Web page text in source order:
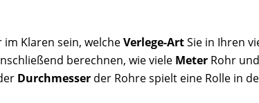
im Klaren sein, welcheVerlege-ArtSie in Ihren
berechnen, wie viele Meter Rohr
Durchmesser der Rohre spielt eine Rolle in